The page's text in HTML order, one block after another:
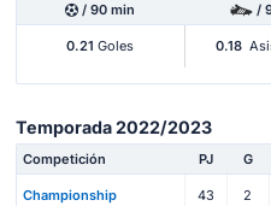
/ 90 min /
0.21 Goles 0.18
Temporada 2022/2023
Competición PJ G
Championship 43 2